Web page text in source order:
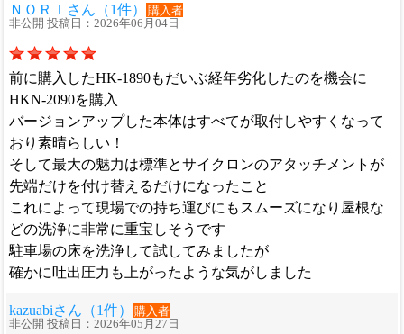
ＮＯＲＩさん（1件）
購入者
非公開 投稿日：2026年06月04日
前に購入したHK-1890もだいぶ経年劣化したのを機会に
HKN-2090を購入
バージョンアップした本体はすべてが取付しやすくなって
おり素晴らしい！
そして最大の魅力は標準とサイクロンのアタッチメントが
先端だけを付け替えるだけになったこと
これによって現場での持ち運びにもスムーズになり屋根な
どの洗浄に非常に重宝しそうです
駐車場の床を洗浄して試してみましたが
確かに吐出圧力も上がったような気がしました
kazuabiさん（1件）
購入者
非公開 投稿日：2026年05月27日